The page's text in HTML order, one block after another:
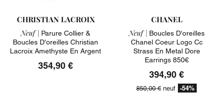
CHRISTIAN LACROIX
Neuf | Parure Collier &
Boucles D'oreilles Christian
Lacroix Amethyste En Argent
354,90 €
CHANEL
Neuf | Boucles D'oreilles
Chanel Coeur Logo Cc
Strass En Metal Dore
Earrings 850€
394,90 €
850,00 € neuf -54%